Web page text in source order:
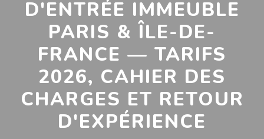
D'ENTRÉE IMMEUBLE
PARIS & ÎLE-DE-
FRANCE — TARIFS
2026, CAHIER DES
CHARGES ET RETOUR
D'EXPÉRIENCE